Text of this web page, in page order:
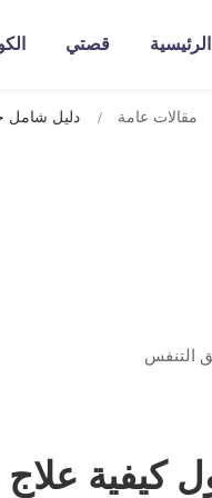
الرئيسية قصتي
مقالات عامة دليل شامل
كيفية